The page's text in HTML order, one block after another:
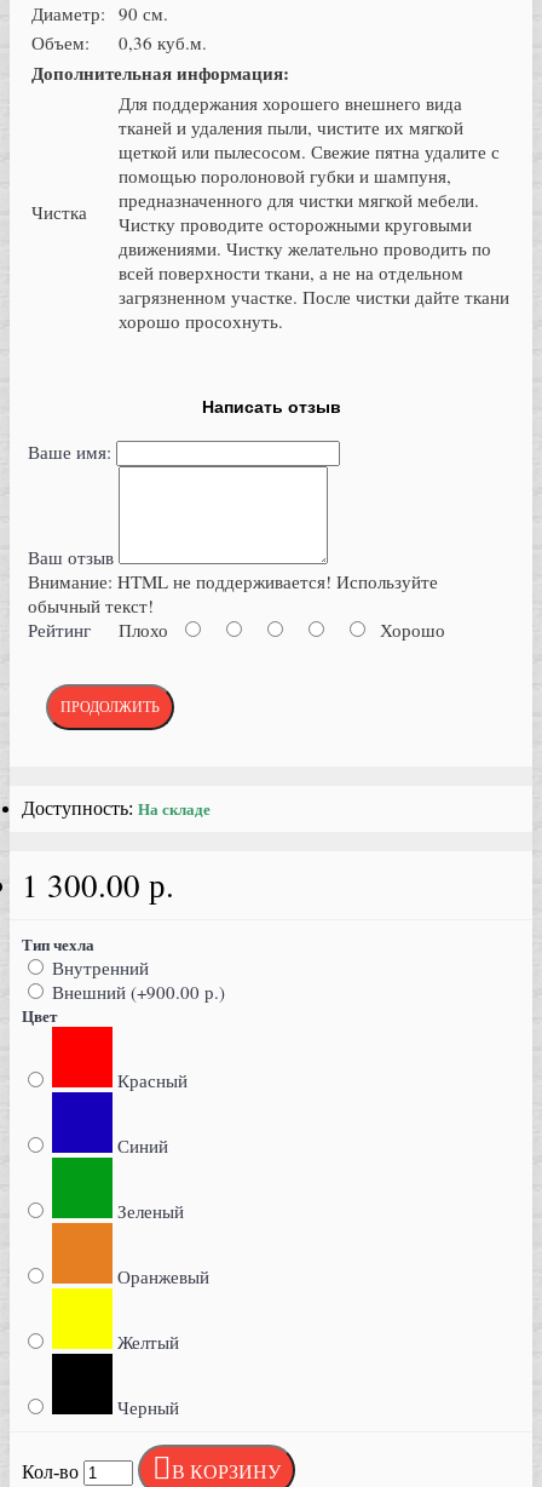
Диаметр: 90 см.
Объем:
0,36 куб.м.
Дополнительная информация:
Чистка
Для поддержания хорошего внешнего вида
тканей и удаления пыли, чистите их мягкой
щеткой или пылесосом. Свежие пятна удалите с
помощью поролоновой губки и шампуня,
предназначенного для чистки мягкой мебели.
Чистку проводите осторожными круговыми
движениями. Чистку желательно проводить по
всей поверхности ткани, а не на отдельном
загрязненном участке. После чистки дайте ткани
хорошо просохнуть.
Написать отзыв
Ваше имя:
Ваш отзыв
Внимание: HTML не поддерживается! Используйте
обычный текст!
Рейтинг Плохо Хорошо
ПРОДОЛЖИТЬ
Доступность: На складе
1 300.00 р.
Тип чехла
Внутренний
Внешний (+900.00 р.)
Цвет
Красный
Синий
Зеленый
Оранжевый
Желтый
Черный
Кол-во В КОРЗИНУ